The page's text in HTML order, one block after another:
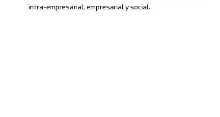
intra-empresarial, empresarial y social.